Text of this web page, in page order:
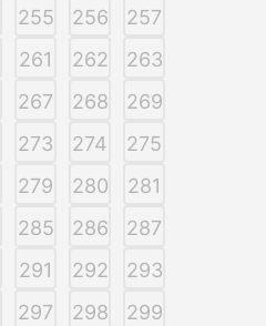
255 256
257
261 262
263
267 268
269
273 274
275
279 280
281
285 286
287
291 292
293
297 298
299